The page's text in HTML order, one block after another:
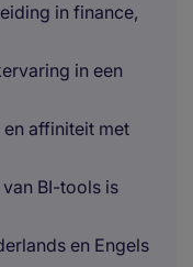
in finance,
in een
affiniteit met
BI-tools is
en Engels